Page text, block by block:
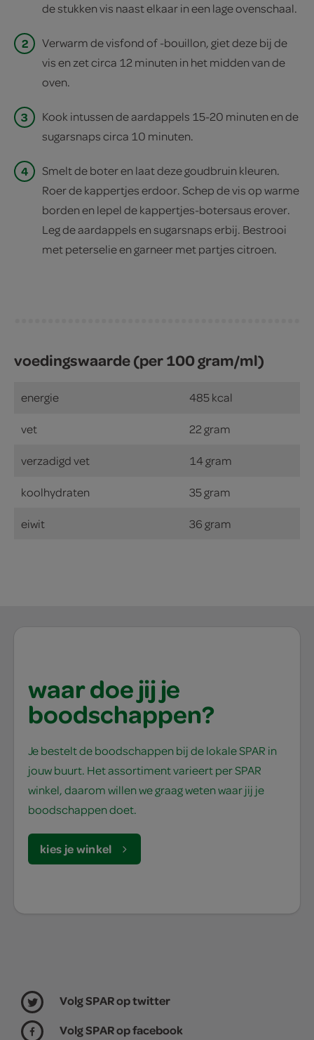
de stukken vis naast elkaar in een lage ovenschaal.
2
Verwarm de visfond of -bouillon, giet deze bij de
vis en zet circa 12 minuten in het midden van de
oven.
3
Kook intussen de aardappels 15-20 minuten en de
sugarsnaps circa 10 minuten.
4
Smelt de boter en laat deze goudbruin kleuren.
Roer de kappertjes erdoor. Schep de vis op warme
borden en lepel de kappertjes-botersaus erover.
Leg de aardappels en sugarsnaps erbij. Bestrooi
met peterselie en garneer met partjes citroen.
voedingswaarde (per 100 gram/ml)
energie 485 kcal
vet 22 gram
verzadigd vet 14 gram
koolhydraten 35 gram
eiwit 36 gram
waar doe jij je
boodschappen?
Je bestelt de boodschappen bij de lokale SPAR in
jouw buurt. Het assortiment varieert per SPAR
winkel, daarom willen we graag weten waar jij je
boodschappen doet.
kies je winkel
Volg SPAR op twitter
Volg SPAR op facebook